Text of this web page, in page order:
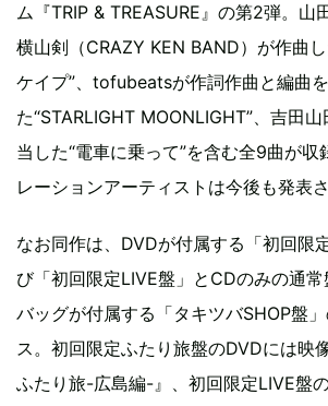
ム『TRIP & TREASURE』の第2弾。山
横山剣（CRAZY KEN BAND）が作曲
ケイプ”、tofubeatsが作詞作曲と編曲
た“STARLIGHT MOONLIGHT”、吉田
当した“電車に乗って”を含む全9曲が収
レーションアーティストは今後も発表
なお同作は、DVDが付属する「初回限
び「初回限定LIVE盤」とCDのみの通
バッグが付属する「タキツバSHOP盤
ス。初回限定ふたり旅盤のDVDには映
ふたり旅-広島編-』、初回限定LIVE盤